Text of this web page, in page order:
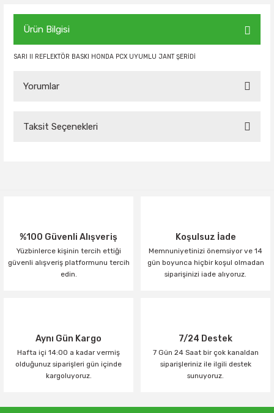
Ürün Bilgisi
SARI II REFLEKTÖR BASKI HONDA PCX UYUMLU JANT ŞERİDİ
Yorumlar
Taksit Seçenekleri
%100 Güvenli Alışveriş
Yüzbinlerce kişinin tercih ettiği
güvenli alışveriş platformunu tercih
edin.
Koşulsuz İade
Memnuniyetinizi önemsiyor ve 14
gün boyunca hiçbir koşul olmadan
siparişinizi iade alıyoruz.
Aynı Gün Kargo
Hafta içi 14:00 a kadar vermiş
olduğunuz siparişleri gün içinde
kargoluyoruz.
7/24 Destek
7 Gün 24 Saat bir çok kanaldan
siparişleriniz ile ilgili destek
sunuyoruz.